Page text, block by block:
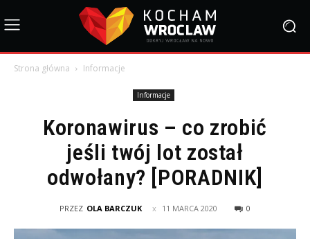
Strona główna Informacje
Informacje
Koronawirus – co zrobić
jeśli twój lot został
odwołany? [PORADNIK]
PRZEZ OLA BARCZUK 11 MARCA 2020 0